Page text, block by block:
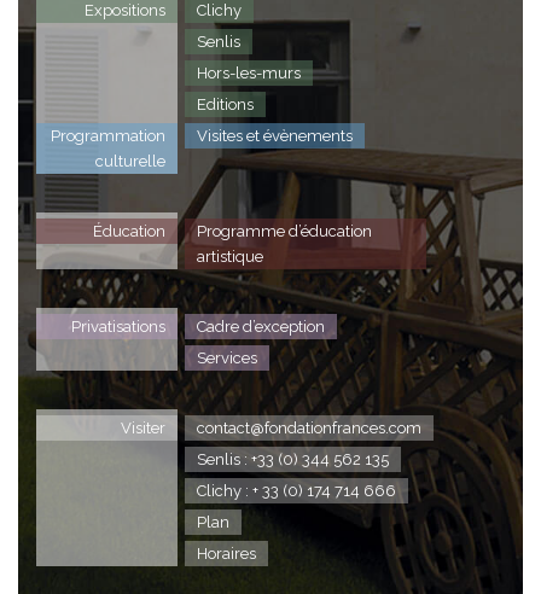
Expositions
Clichy
Senlis
Hors-les-murs
Editions
Programmation
culturelle
Visites et évènements
Éducation
Programme d’éducation
artistique
Privatisations
Cadre d’exception
Services
Visiter
contact@fondationfrances.com
Senlis : +33 (0) 344 562 135
Clichy : + 33 (0) 174 714 666
Plan
Horaires